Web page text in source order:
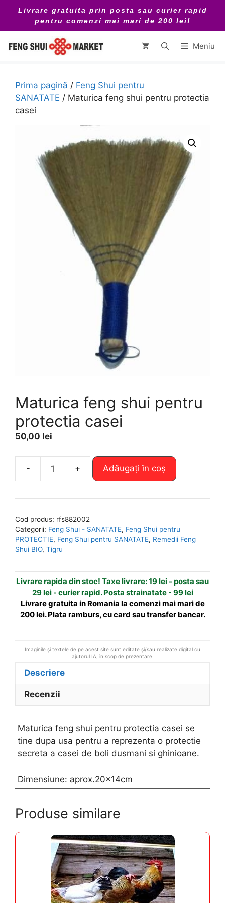
conținut
Livrare gratuita prin posta sau curier rapid
pentru comenzi mai mari de 200 lei!
Meniu
Prima pagină / Feng Shui pentru
SANATATE / Maturica feng shui pentru protectia
casei
Maturica feng shui pentru
protectia casei
50,00 lei
-
Cantitate
feng
pentru
protectia
+ Adăugați în coș
e
n
a
t
v
Cod produs: rfs882002
Categorii: Feng Shui - SANATATE, Feng Shui pentru
PROTECTIE, Feng Shui pentru SANATATE, Remedii Feng
Shui BIO, Tigru
Livrare rapida din stoc! Taxe livrare: 19 lei - posta sau
29 lei - curier rapid. Posta strainatate - 99 lei
Livrare gratuita in Romania la comenzi mai mari de
200 lei. Plata ramburs, cu card sau transfer bancar.
Imaginile și textele de pe acest site sunt editate și/sau realizate digital cu
ajutorul IA, în scop de prezentare.
Descriere
Recenzii
Maturica feng shui pentru protectia casei se
tine dupa usa pentru a reprezenta o protectie
secreta a casei de boli dusmani si ghinioane.
Dimensiune: aprox.20x14cm
Produse similare